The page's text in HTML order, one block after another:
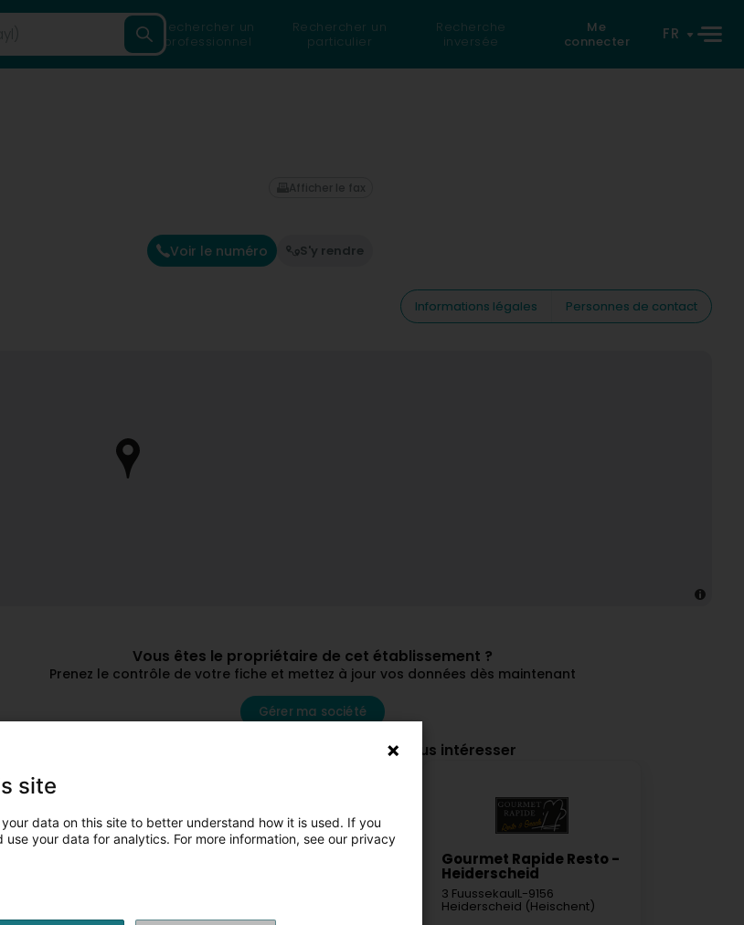
Rechercher un
professionnel
Rechercher un
particulier
Recherche
inversée
Me
connecter
FR
Voir le numéro S'y rendre
Afficher le fax
Informations légales
Personnes de contact
Vous êtes le propriétaire de cet établissement ?
Prenez le contrôle de votre fiche et mettez à jour vos données dès maintenant
Gérer ma société
D'autres professionnels qui pourraient vous intéresser
Junglinster (Jonglënster)
Gourmet Rapide Resto -
Heiderscheid
3 FuussekaulL-9156
Heiderscheid (Heischent)
site
data on this site to better understand how it is used. If you
your data for analytics. For more information, see our privacy